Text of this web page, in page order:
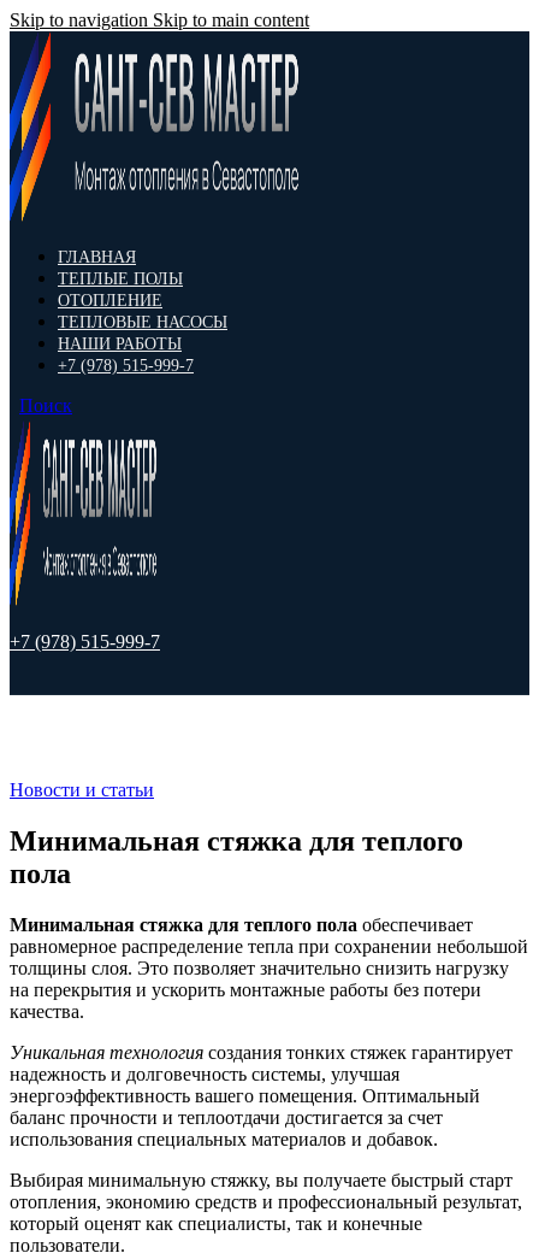
Skip to navigation Skip to main content
ГЛАВНАЯ
ТЕПЛЫЕ ПОЛЫ
ОТОПЛЕНИЕ
ТЕПЛОВЫЕ НАСОСЫ
НАШИ РАБОТЫ
+7 (978) 515-999-7
Поиск
+7 (978) 515-999-7
Новости и статьи
Минимальная стяжка для теплого
пола
Минимальная стяжка для теплого пола обеспечивает
равномерное распределение тепла при сохранении небольшой
толщины слоя. Это позволяет значительно снизить нагрузку
на перекрытия и ускорить монтажные работы без потери
качества.
Уникальная технология создания тонких стяжек гарантирует
надежность и долговечность системы, улучшая
энергоэффективность вашего помещения. Оптимальный
баланс прочности и теплоотдачи достигается за счет
использования специальных материалов и добавок.
Выбирая минимальную стяжку, вы получаете быстрый старт
отопления, экономию средств и профессиональный результат,
который оценят как специалисты, так и конечные
пользователи.